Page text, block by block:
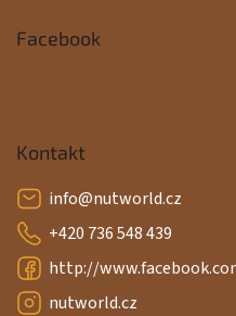
Facebook
Kontakt
info@nutworld.cz
+420 736 548 439
http://
nutworld.cz